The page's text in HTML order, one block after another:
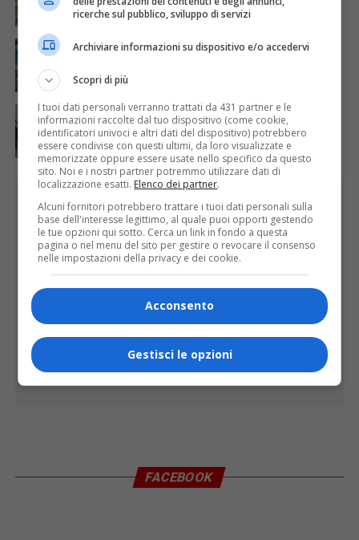
stato di calamità naturale
ATTUALITÀ 7 giorni fa
Concluso il Master Gessi Summer Excellence 2026
ATTUALITÀ 6 giorni fa
Festa Walser delle genti valsesiane quinta edizione
FACEBOOK
ricerche sul pubblico, sviluppo di servizi
Archiviare informazioni su dispositivo e/o accedervi
Scopri di più
I tuoi dati personali verranno trattati da 431 partner e le
informazioni raccolte dal tuo dispositivo (come cookie,
identificatori univoci e altri dati del dispositivo) potrebbero
essere condivise con questi ultimi, da loro visualizzate e
memorizzate oppure essere usate nello specifico da questo
sito. Noi e i nostri partner potremmo utilizzare dati di
localizzazione esatti. Elenco dei partner.
Alcuni fornitori potrebbero trattare i tuoi dati personali sulla
base dell'interesse legittimo, al quale puoi opporti gestendo
le tue opzioni qui sotto. Cerca un link in fondo a questa
pagina o nel menu del sito per gestire o revocare il consenso
nelle impostazioni della privacy e dei cookie.
Acconsento
Gestisci le opzioni